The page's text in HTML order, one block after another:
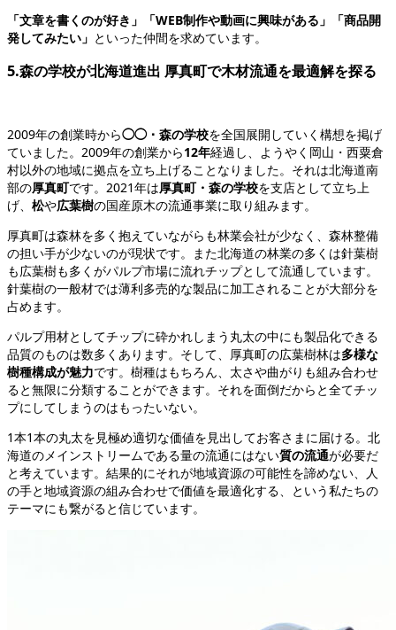
「文章を書くのが好き」「WEB制作や動画に興味がある」「商品開
発してみたい」 といった仲間を求めています。
5.森の学校が北海道進出 厚真町で木材流通を最適解を探る
2009年の創業時から◯◯・森の学校を全国展開していく構想を掲げ
ていました。2009年の創業から12年経過し、ようやく岡山・西粟倉
村以外の地域に拠点を立ち上げることなりました。それは北海道南
部の厚真町です。2021年は厚真町・森の学校を支店として立ち上
げ、 松や広葉樹の国産原木の流通事業に取り組みます。
厚真町は森林を多く抱えていながらも林業会社が少なく、森林整備
の担い手が少ないのが現状です。また北海道の林業の多くは針葉樹
も広葉樹も多くがパルプ市場に流れチップとして流通しています。
針葉樹の一般材では薄利多売的な製品に加工されることが大部分を
占めます。
パルプ用材としてチップに砕かれしまう丸太の中にも製品化できる
品質のものは数多くあります。そして、厚真町の広葉樹林は多様な
樹種構成が魅力です。樹種はもちろん、太さや曲がりも組み合わせ
ると無限に分類することができます。それを面倒だからと全てチッ
プにしてしまうのはもったいない。
1本1本の丸太を見極め適切な価値を見出してお客さまに届ける。北
海道のメインストリームである量の流通にはない質の流通が必要だ
と考えています。結果的にそれが地域資源の可能性を諦めない、人
の手と地域資源の組み合わせで価値を最適化する、という私たちの
テーマにも繋がると信じています。